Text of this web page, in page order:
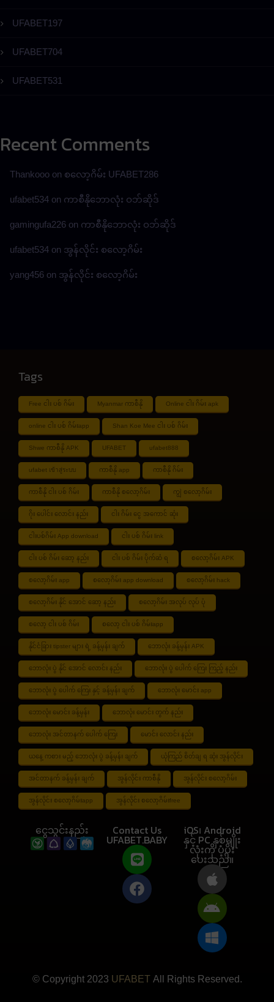
UFABET197
UFABET704
UFABET531
Recent Comments
Thankooo on စလော့ဂိမ်း UFABET286
ufabet534 on ကာစီနိုဘောလုံး ဝဘ်ဆိုဒ်
gamingufa226 on ကာစီနိုဘောလုံး ဝဘ်ဆိုဒ်
ufabet534 on အွန်လိုင်း စလော့ဂိမ်း
yang456 on အွန်လိုင်း စလော့ဂိမ်း
Tags
Free ငါး ပစ် ဂိမ်း Myanmar ကာစီနို Online ငါး ဂိမ်း apk
online ငါး ပစ် ဂိမ်းapp Shan Koe Mee ငါး ပစ် ဂိမ်း
Shwe ကာစီနို APK UFABET ufabet888
ufabet เข้าสู่ระบบ ကာစီနို app ကာစီနို ဂိမ်း
ကာစီနို ငါး ပစ် ဂိမ်း ကာစီနို စလော့ဂိမ်း ကျွဲ စလော့ဂိမ်း
ဂိုး ပေါင်း လောင်း နည်း ငါး ဂိမ်း ငွေ အကောင် ဆုံး
ငါးပစ်ဂိမ်း App download ငါး ပစ် ဂိမ်း link
ငါး ပစ် ဂိမ်း ဆော့ နည်း ငါး ပစ် ဂိမ်း ပိုက်ဆံ ရ စလော့ဂိမ်း APK
စလော့ဂိမ်း app စလော့ဂိမ်း app download စလော့ဂိမ်း hack
စလော့ဂိမ်း နိုင် အောင် ဆော့ နည်း စလော့ဂိမ်း အလုပ် လုပ် ပုံ
စလော့ ငါး ပစ် ဂိမ်း စလော့ ငါး ပစ် ဂိမ်းapp
နိုင်ငံခြား tipster များ ရဲ့ ခန့်မှန်း ချက် ဘောလုံး ခန့်မှန်း APK
ဘောလုံး ပွဲ နိုင် အောင် လောင်း နည်း ဘောလုံး ပွဲ ပေါက် ကြေး ကြည့် နည်း
ဘောလုံး ပွဲ ပေါက် ကြေး နှင့် ခန့်မှန်း ချက် ဘောလုံး မောင်း app
ဘောလုံး မောင်း ခန့်မှန်း ဘောလုံး မောင်း တွက် နည်း
ဘောလုံး အင်တာနက် ပေါက် ကြေး မောင်း လောင်း နည်း
ယနေ့ ကစား မည့် ဘောလုံး ပွဲ ခန့်မှန်း ချက် ယုံကြည် စိတ်ချ ရ ဆုံး အွန်လိုင်း
အင်တာနက် ခန့်မှန်း ချက် အွန်လိုင်း ကာစီနို အွန်လိုင်း စလော့ဂိမ်း
အွန်လိုင်း စလော့ဂိမ်းapp အွန်လိုင်း စလော့ဂိမ်းfree
ငွေသွင်းနည်း Contact Us
UFABET.BABY
iOS၊ Android
နှင့် PC နှစ်မျိုး
လုံးကို ပံ့ပိုး
ပေးသည်။
© Copyright 2023 UFABETAll Rights Reserved.